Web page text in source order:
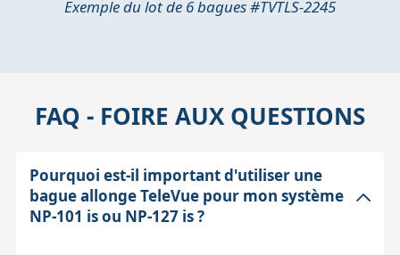
Exemple du lot de 6 bagues #TVTLS-2245
FAQ - FOIRE AUX QUESTIONS
Pourquoi est-il important d'utiliser une
bague allonge TeleVue pour mon système
NP-101 is ou NP-127 is ?